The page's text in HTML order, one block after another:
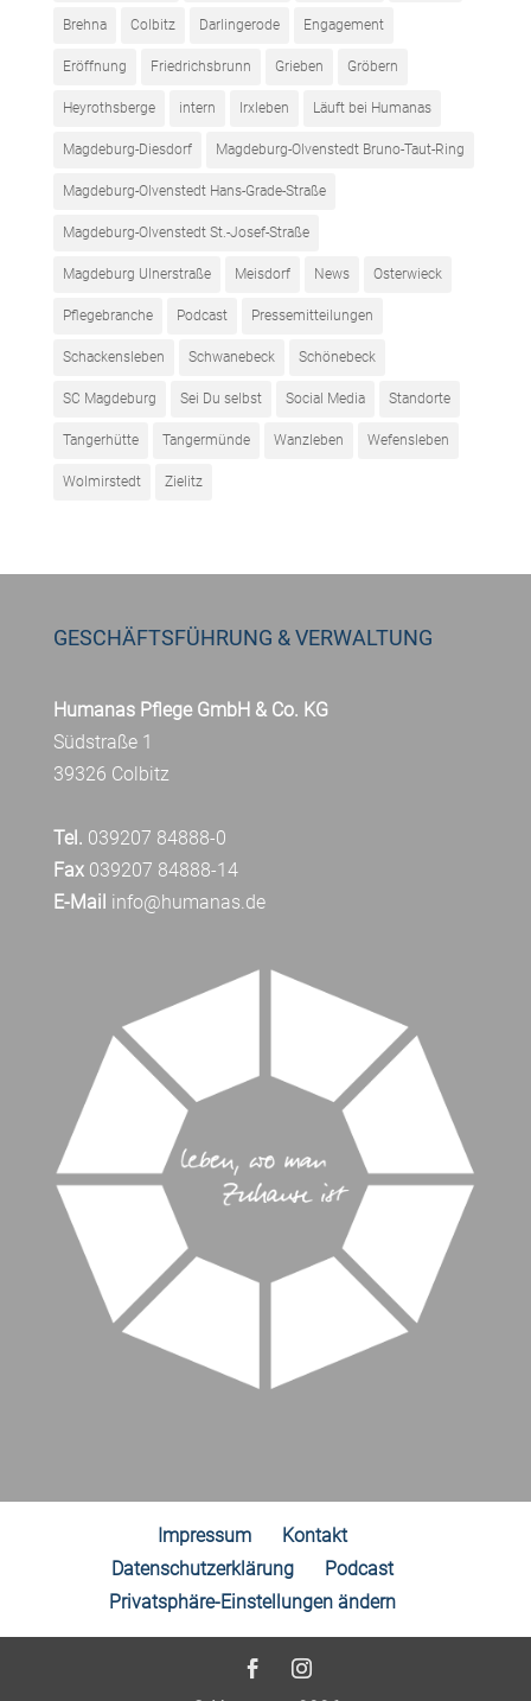
Brehna Colbitz Darlingerode Engagement
Eröffnung Friedrichsbrunn Grieben Gröbern
Heyrothsberge intern Irxleben Läuft bei Humanas
Magdeburg-Diesdorf Magdeburg-Olvenstedt Bruno-Taut-Ring
Magdeburg-Olvenstedt Hans-Grade-Straße
Magdeburg-Olvenstedt St.-Josef-Straße
Magdeburg Ulnerstraße Meisdorf News Osterwieck
Pflegebranche Podcast Pressemitteilungen
Schackensleben Schwanebeck Schönebeck
SC Magdeburg Sei Du selbst Social Media Standorte
Tangerhütte Tangermünde Wanzleben Wefensleben
Wolmirstedt Zielitz
GESCHÄFTSFÜHRUNG & VERWALTUNG
Humanas Pflege GmbH & Co. KG
Südstraße 1
39326 Colbitz
Tel. 039207 84888-0
Fax039207 84888-14
E-Mail info@humanas.de
Impressum
Kontakt
Datenschutzerklärung
Podcast
Privatsphäre-Einstellungen ändern